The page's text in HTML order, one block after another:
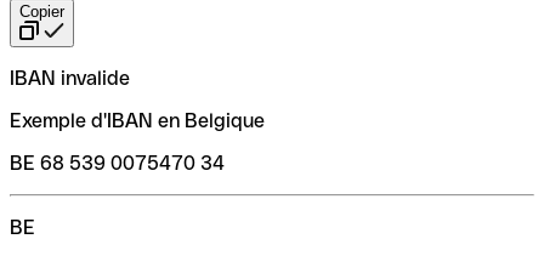
Copier
IBAN invalide
Exemple d'IBAN en Belgique
BE 68 539 0075470 34
BE